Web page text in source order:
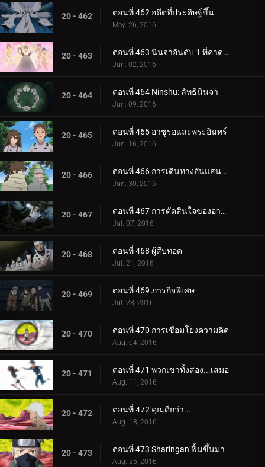
20 - 462 ตอนที่ 462 อดีตที่ประดิษฐ์ขึ้น
May. 26, 2016
20 - 463 ตอนที่ 463 นินจาอันดับ 1 ที่คาดเดาไม่ได้มากที่สุด
Jun. 02, 2016
20 - 464 ตอนที่ 464 Ninshu: ลัทธินินจา
Jun. 09, 2016
20 - 465 ตอนที่ 465 อาชูรอและพระอินทร์
Jun. 16, 2016
20 - 466 ตอนที่ 466 การเดินทางอันแสนวุ่นวาย
Jun. 30, 2016
20 - 467 ตอนที่ 467 การตัดสินใจของอาชูรอ
Jul. 07, 2016
20 - 468 ตอนที่ 468 ผู้สืบทอด
Jul. 21, 2016
20 - 469 ตอนที่ 469 ภารกิจพิเศษ
Jul. 28, 2016
20 - 470 ตอนที่ 470 การเชื่อมโยงความคิด
Aug. 04, 2016
20 - 471 ตอนที่ 471 พวกเขาทั้งสอง...เสมอ
Aug. 11, 2016
20 - 472 ตอนที่ 472 คุณดีกว่า...
Aug. 18, 2016
20 - 473 ตอนที่ 473 Sharingan ฟื้นขึ้นมา
Aug. 25, 2016